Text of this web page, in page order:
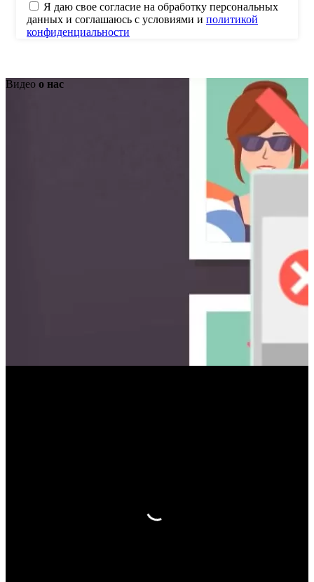
Я даю свое согласие на обработку персональных
данных и соглашаюсь с условиями и политикой
конфиденциальности
Видео о нас